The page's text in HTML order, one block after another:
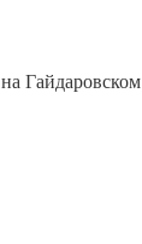
Гайдаровском